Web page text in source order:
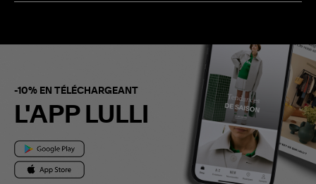
-10% EN TÉLÉCHARGEANT
L'APP LULLI